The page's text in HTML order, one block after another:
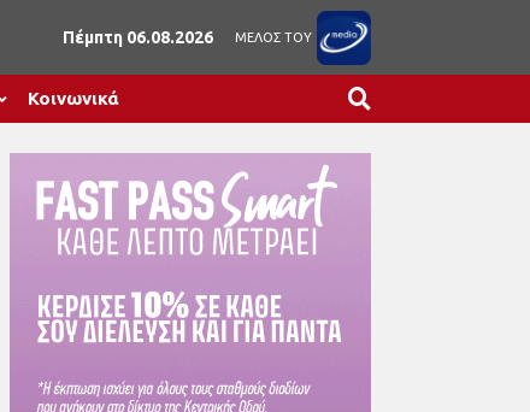
Πέμπτη 06.08.2026 ΜΕΛΟΣ ΤΟΥ
Κοινωνικά